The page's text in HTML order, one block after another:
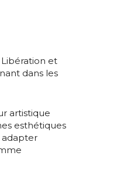
conditions
conditions
et
dans les
artistique
esthétiques
adapter